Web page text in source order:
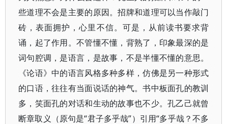
些道理不会是主要的原因。招牌和道理可以当作敲门
砖，表面拥护，心里不信。可是，从前读书要求背
诵，起了作用。不管懂不懂，背熟了，印象最深的是
词句腔调，是语言，是故事，不是半懂不懂的意思。
《论语》中的语言风格多种多样，仿佛是另一种形式
的口语，往往有当面说话的神气。书中板面孔的教训
多，笑面孔的对话和生动的故事也不少。孔乙己就曾
断章取义（原句是“君子多乎哉”）引用“多乎哉？不多